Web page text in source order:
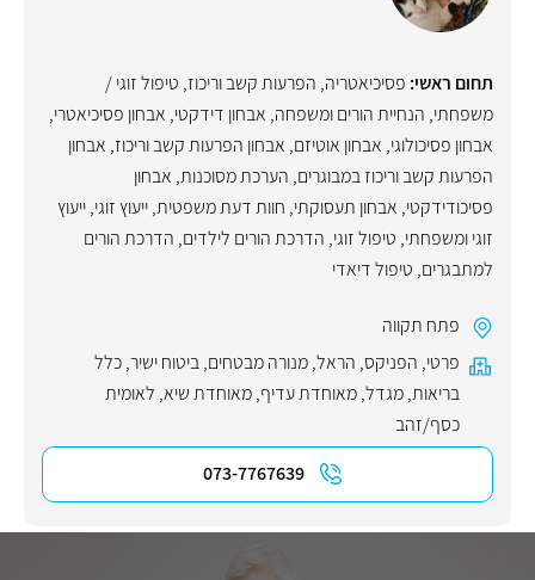
תחום ראשי: פסיכיאטריה, הפרעות קשב וריכוז, טיפול זוגי /
משפחתי, הנחיית הורים ומשפחה, אבחון דידקטי, אבחון פסיכיאטרי,
אבחון פסיכולוגי, אבחון אוטיזם, אבחון הפרעות קשב וריכוז, אבחון
הפרעות קשב וריכוז במבוגרים, הערכת מסוכנות, אבחון
פסיכודידקטי, אבחון תעסוקתי, חוות דעת משפטית,ייעוץ זוגי,ייעוץ
זוגי ומשפחתי, טיפול זוגי, הדרכת הורים לילדים, הדרכת הורים
למתבגרים, טיפול דיאדי
פתח תקווה
פרטי, הפניקס, הראל,מנורה מבטחים,ביטוח ישיר,כלל
בריאות,מגדל,מאוחדת עדיף,מאוחדת שיא, לאומית
כסף/זהב
073-7767639